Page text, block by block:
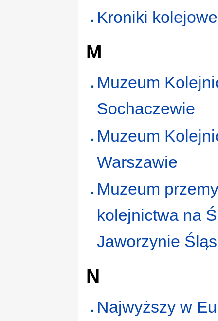
Kroniki kolejowe
M
Muzeum
Sochaczewie
Muzeum
Warszawie
Muzeum
kolejnictwa na
Jaworzynie
N
Najwyższy w